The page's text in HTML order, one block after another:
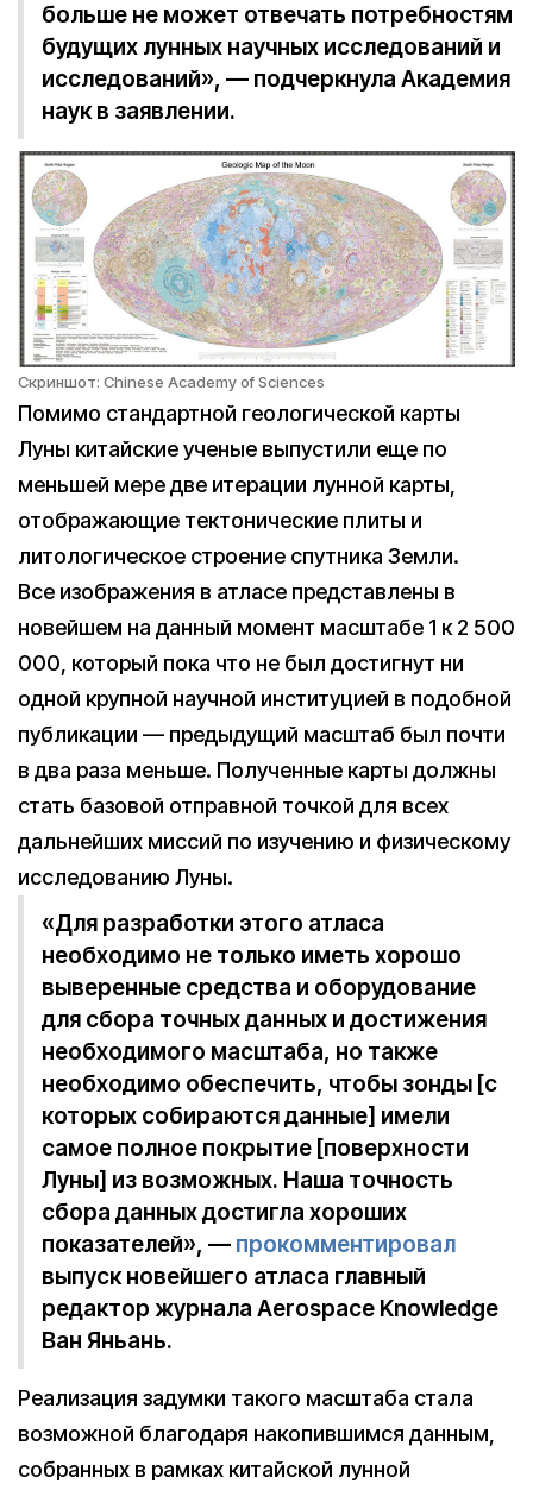
больше не может отвечать потребностям
будущих лунных научных исследований и
исследований», — подчеркнула Академия
наук в заявлении.
Скриншот: Chinese Academy of Sciences
Помимо стандартной геологической карты
Луны китайские ученые выпустили еще по
меньшей мере две итерации лунной карты,
отображающие тектонические плиты и
литологическое строение спутника Земли.
Все изображения в атласе представлены в
новейшем на данный момент масштабе 1 к 2 500
000, который пока что не был достигнут ни
одной крупной научной институцией в подобной
публикации — предыдущий масштаб был почти
в два раза меньше. Полученные карты должны
стать базовой отправной точкой для всех
дальнейших миссий по изучению и физическому
исследованию Луны.
«Для разработки этого атласа
необходимо не только иметь хорошо
выверенные средства и оборудование
для сбора точных данных и достижения
необходимого масштаба, но также
необходимо обеспечить, чтобы зонды [с
которых собираются данные] имели
самое полное покрытие [поверхности
Луны] из возможных. Наша точность
сбора данных достигла хороших
показателей», — прокомментировал
выпуск новейшего атласа главный
редактор журнала Aerospace Knowledge
Ван Яньань.
Реализация задумки такого масштаба стала
возможной благодаря накопившимся данным,
собранных в рамках китайской лунной